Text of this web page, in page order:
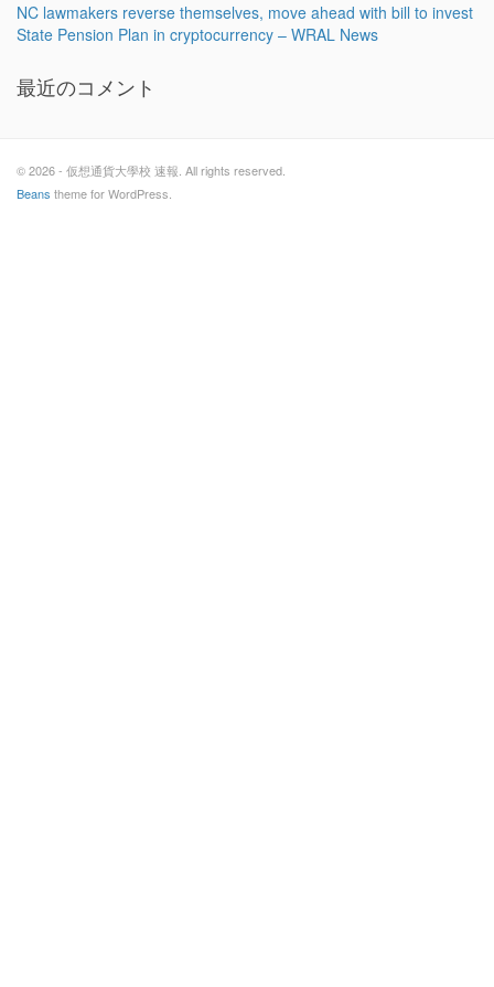
NC lawmakers reverse themselves, move ahead with bill to invest
State Pension Plan in cryptocurrency – WRAL News
最近のコメント
© 2026 - 仮想通貨大學校 速報. All rights reserved.
Beans theme for WordPress.